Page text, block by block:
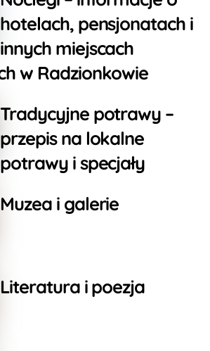
hotelach, pensjonatach i
innych miejscach
w Radzionkowie
Tradycyjne potrawy –
przepis na lokalne
potrawy i specjały
Muzea i galerie
Literatura i poezja